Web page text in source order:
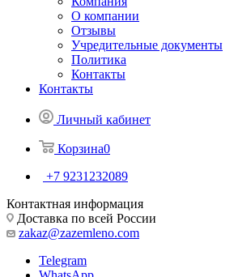
О компании
Отзывы
Учредительные документы
Политика
Контакты
Контакты
Личный кабинет
Корзина0
+7 9231232089
Контактная информация
Доставка по всей России
zakaz@zazemleno.com
Telegram